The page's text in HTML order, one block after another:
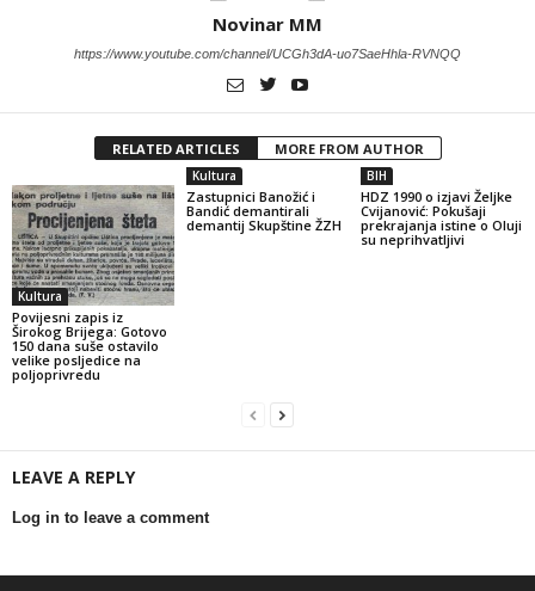
Novinar MM
https://www.youtube.com/channel/UCGh3dA-uo7SaeHhla-RVNQQ
RELATED ARTICLES MORE FROM AUTHOR
Kultura
Povijesni zapis iz
Širokog Brijega: Gotovo
150 dana suše ostavilo
velike posljedice na
poljoprivredu
Kultura
Zastupnici Banožić i
Bandić demantirali
demantij Skupštine ŽZH
BIH
HDZ 1990 o izjavi Željke
Cvijanović: Pokušaji
prekrajanja istine o Oluji
su neprihvatljivi
LEAVE A REPLY
Log in to leave a comment